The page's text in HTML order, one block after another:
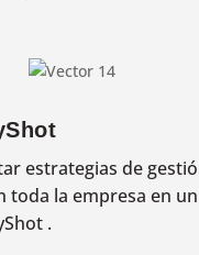
estrategias de
toda la empresa en
.